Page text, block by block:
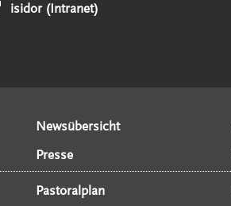
isidor (Intranet)
Newsübersicht
Presse
Pastoralplan